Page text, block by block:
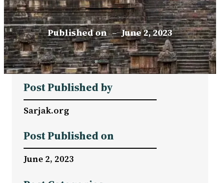
Published on – June 2, 2023
Post Published by
Sarjak.org
Post Published on
June 2, 2023